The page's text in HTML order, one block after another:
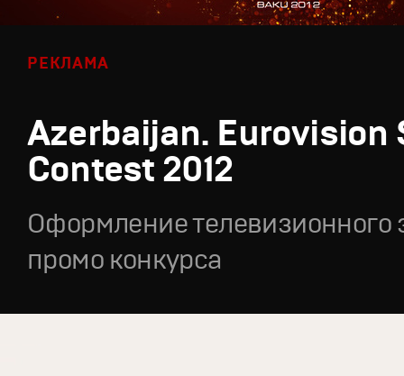
РЕКЛАМА
Azerbaijan. Eurovision
Contest 2012
Оформление телевизионного
промо конкурса